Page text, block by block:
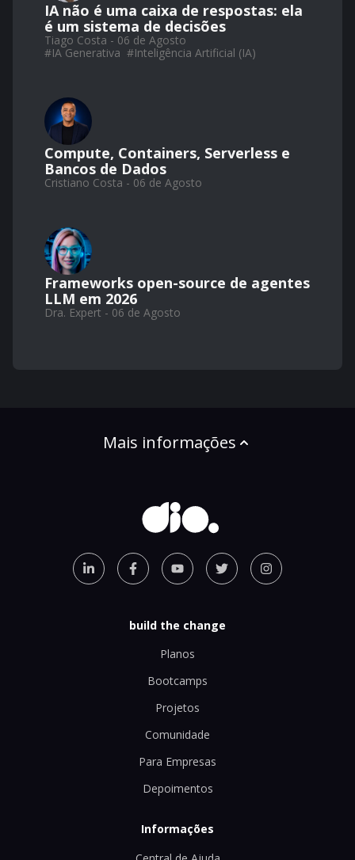
IA não é uma caixa de respostas: ela
é um sistema de decisões
Tiago Costa - 06 de Agosto
#IA Generativa #Inteligência Artificial (IA)
Compute, Containers, Serverless e
Bancos de Dados
Cristiano Costa - 06 de Agosto
Frameworks open-source de agentes
LLM em 2026
Dra. Expert - 06 de Agosto
Mais informações
build the change
Planos
Bootcamps
Projetos
Comunidade
Para Empresas
Depoimentos
Informações